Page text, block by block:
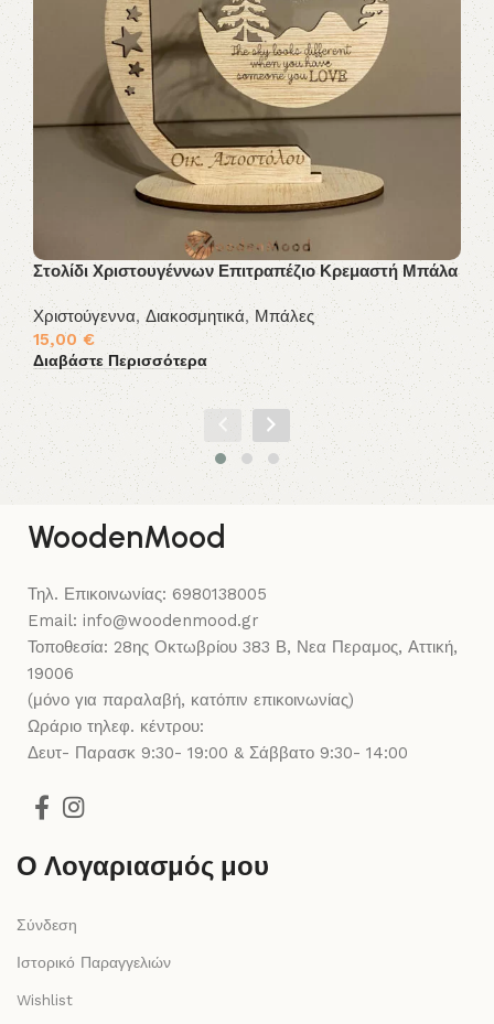
Στολίδι Χριστουγέννων Επιτραπέζιο Κρεμαστή Μπάλα
Χριστούγεννα,Διακοσμητικά, Μπάλες
15,00€
Διαβάστε Περισσότερα
WoodenMood
Τηλ. Επικοινωνίας: 6980138005
Email: info@woodenmood.gr
Τοποθεσία: 28ης Οκτωβρίου 383 Β, Νεα Περαμος, Αττική,
19006
(μόνο για παραλαβή, κατόπιν επικοινωνίας)
Ωράριο τηλεφ. κέντρου:
Δευτ- Παρασκ 9:30- 19:00 & Σάββατο 9:30- 14:00
Ο Λογαριασμός μου
Σύνδεση
Ιστορικό Παραγγελιών
Wishlist